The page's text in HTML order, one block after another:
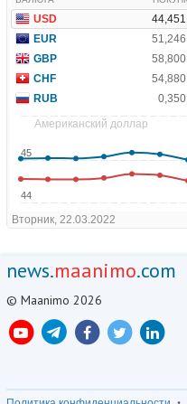
news.maanimo.com
© Maanimo 2026